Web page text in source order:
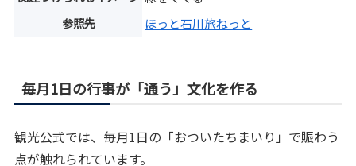
参照先 ほっと石川旅ねっと
毎月1日の行事が「通う」文化を作る
観光公式では、毎月1日の「おついたちまいり」で賑わう
点が触れられています。